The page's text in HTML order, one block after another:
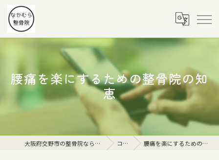
腰痛を楽にするための整骨院の知
恵
大阪府交野市の整骨院ならなかむら整骨院 コラム 腰痛を楽にするための整骨院の知恵